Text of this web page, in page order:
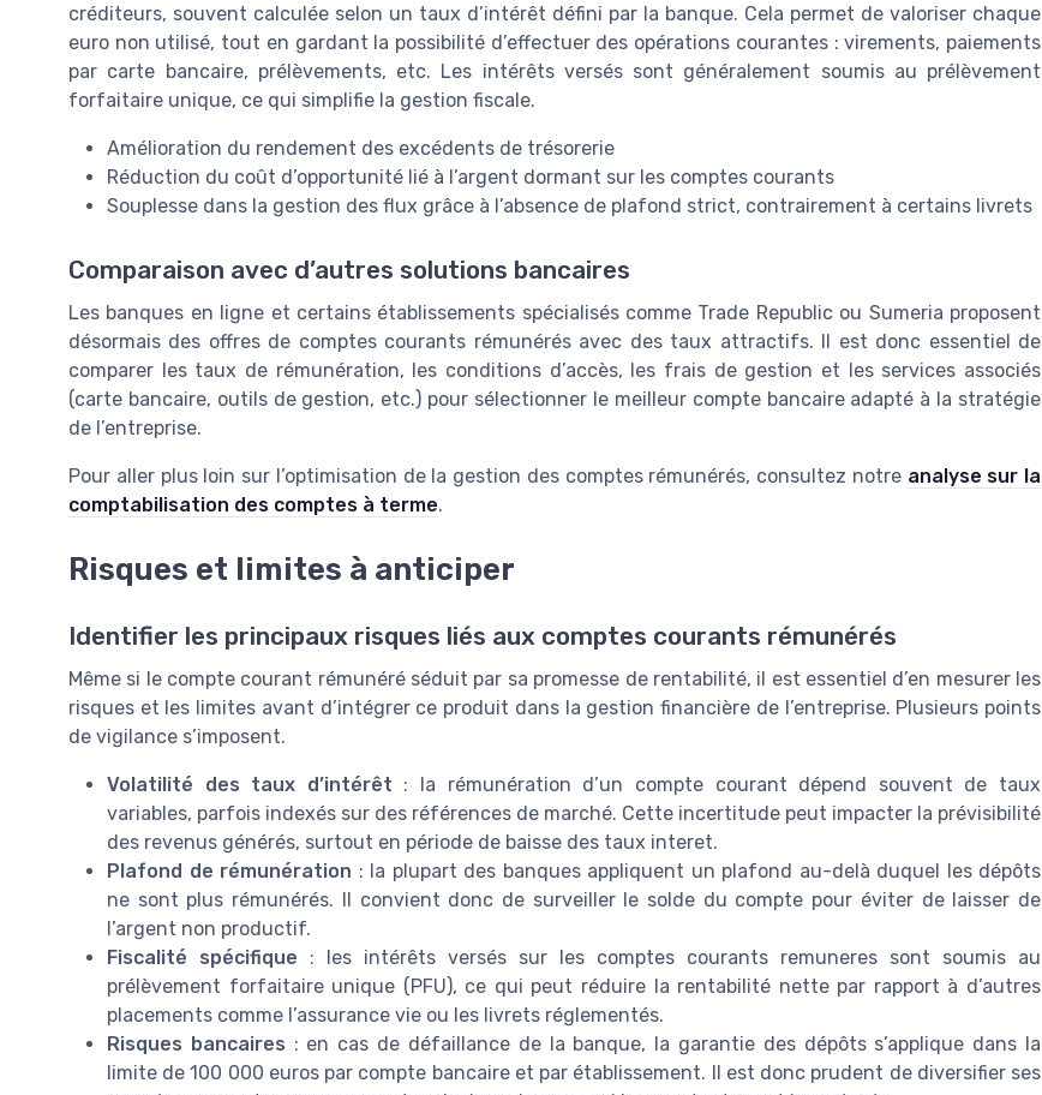
créditeurs, souvent calculée selon un taux d’intérêt défini par la banque. Cela permet de valoriser chaque
euro non utilisé, tout en gardant la possibilité d’effectuer des opérations courantes : virements, paiements
par carte bancaire, prélèvements, etc. Les intérêts versés sont généralement soumis au prélèvement
forfaitaire unique, ce qui simplifie la gestion fiscale.
Amélioration du rendement des excédents de trésorerie
Réduction du coût d’opportunité lié à l’argent dormant sur les comptes courants
Souplesse dans la gestion des flux grâce à l’absence de plafond strict, contrairement à certains livrets
Comparaison avec d’autres solutions bancaires
Les banques en ligne et certains établissements spécialisés comme Trade Republic ou Sumeria proposent
désormais des offres de comptes courants rémunérés avec des taux attractifs. Il est donc essentiel de
comparer les taux de rémunération, les conditions d’accès, les frais de gestion et les services associés
(carte bancaire, outils de gestion, etc.) pour sélectionner le meilleur compte bancaire adapté à la stratégie
de l’entreprise.
Pour aller plus loin sur l’optimisation de la gestion des comptes rémunérés, consultez notre analyse sur la
comptabilisation des comptes à terme.
Risques et limites à anticiper
Identifier les principaux risques liés aux comptes courants rémunérés
Même si le compte courant rémunéré séduit par sa promesse de rentabilité, il est essentiel d’en mesurer les
risques et les limites avant d’intégrer ce produit dans la gestion financière de l’entreprise. Plusieurs points
de vigilance s’imposent.
Volatilité des taux d’intérêt : la rémunération d’un compte courant dépend souvent de taux
variables, parfois indexés sur des références de marché. Cette incertitude peut impacter la prévisibilité
des revenus générés, surtout en période de baisse des taux interet.
Plafond de rémunération : la plupart des banques appliquent un plafond au-delà duquel les dépôts
ne sont plus rémunérés. Il convient donc de surveiller le solde du compte pour éviter de laisser de
l’argent non productif.
Fiscalité spécifique : les intérêts versés sur les comptes courants remuneres sont soumis au
prélèvement forfaitaire unique (PFU), ce qui peut réduire la rentabilité nette par rapport à d’autres
placements comme l’assurance vie ou les livrets réglementés.
Risques bancaires : en cas de défaillance de la banque, la garantie des dépôts s’applique dans la
limite de 100 000 euros par compte bancaire et par établissement. Il est donc prudent de diversifier ses